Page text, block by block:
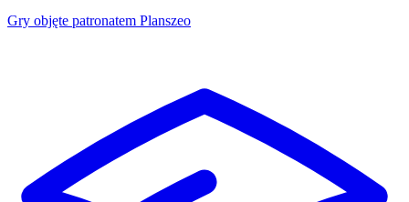
Gry objęte patronatem Planszeo